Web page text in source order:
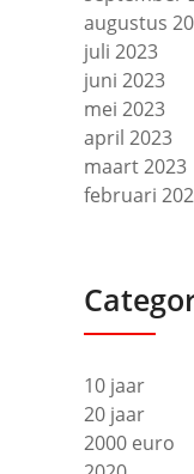
augustus
juli 2023
juni 2023
mei 2023
april 2023
maart 2023
februari
10 jaar
20 jaar
2000 euro